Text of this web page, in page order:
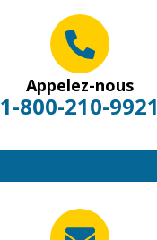
Appelez-nous
1-800-210-9921